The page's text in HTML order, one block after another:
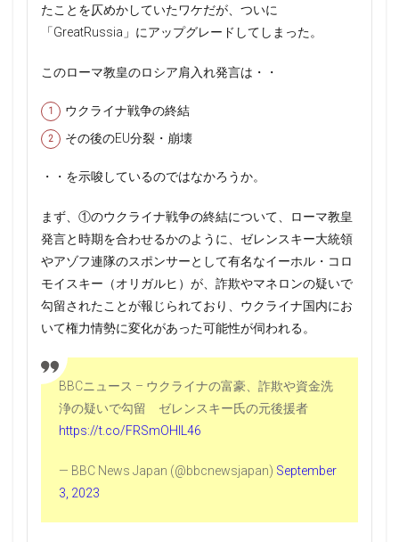
たことを仄めかしていたワケだが、ついに
「GreatRussia」にアップグレードしてしまった。
このローマ教皇のロシア肩入れ発言は・・
ウクライナ戦争の終結
その後のEU分裂・崩壊
・・を示唆しているのではなかろうか。
まず、①のウクライナ戦争の終結について、ローマ教皇
発言と時期を合わせるかのように、ゼレンスキー大統領
やアゾフ連隊のスポンサーとして有名なイーホル・コロ
モイスキー（オリガルヒ）が、詐欺やマネロンの疑いで
勾留されたことが報じられており、ウクライナ国内にお
いて権力情勢に変化があった可能性が伺われる。
BBCニュース – ウクライナの富豪、詐欺や資金洗
浄の疑いで勾留 ゼレンスキー氏の元後援者
https://t.co/FRSmOHIL46
— BBC News Japan (@bbcnewsjapan) September
3, 2023